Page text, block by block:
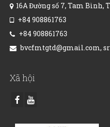
16A Đường số 7, Tam Bình,
+84 908861763
+84 908861763
bvcfmtgtd@gmail.com,
Xã hội